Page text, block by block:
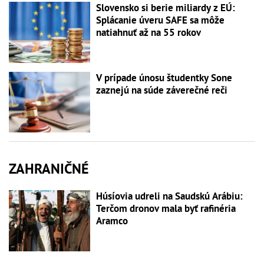
Slovensko si berie miliardy z EÚ:
Splácanie úveru SAFE sa môže
natiahnuť až na 55 rokov
V prípade únosu študentky Sone
zaznejú na súde záverečné reči
ZAHRANIČNÉ
Húsíovia udreli na Saudskú Arábiu:
Terčom dronov mala byť rafinéria
Aramco